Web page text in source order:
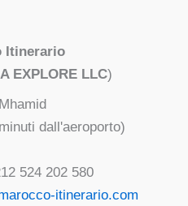
Itinerario
EXPLORE LLC)
dall'aeroporto)
524 202 580
itinerario.com